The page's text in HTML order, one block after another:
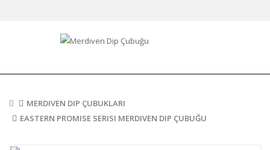
MERDIVEN DIP ÇUBUKLARI
EASTERN PROMISE SERISI MERDIVEN DIP ÇUBUĞU